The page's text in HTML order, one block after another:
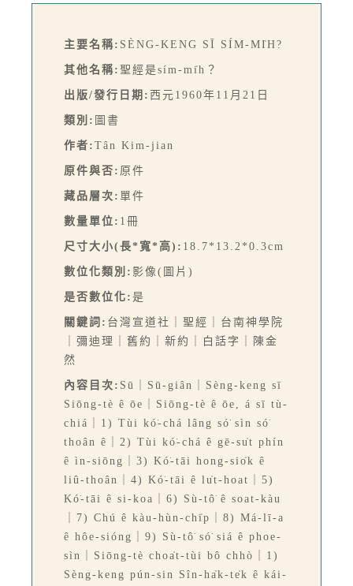
主要名稱: SÈNG-KENG SĪ SÍM-MI̍H?
其他名稱: 聖經是sím-mi̍h？
出版/發行日期: 西元1960年11月21日
類別: 圖書
作者: Tân Kim-jian
原件與否: 原件
藏品層次: 單件
數量單位: 1冊
尺寸大小(長*寬*高): 18.7*13.2*0.3cm
數位化類別: 影像(圖片)
是否數位化: 是
關鍵詞: 台灣宣道社｜聖經｜台南神學院
｜彌迪理｜舊約｜新約｜白話字｜陳金
然
內容目次: Sū｜Sū-giân｜Sèng-keng sī
Siōng-tè ê ōe｜Siōng-tè ê ōe, á sī tù-
chiá｜1) Tùi kó͘-chá lâng só͘ sìn só͘
thoân ê｜2) Tùi kó͘-chá ê gē-su̍t phín
ê ìn-siōng｜3) Kó͘-tāi hong-sio̍k ê
liû-thoân｜4) Kó͘-tāi ê lu̍t-hoat｜5)
Kó͘-tāi ê si-koa｜6) Sù-tô͘ ê soat-kàu
｜7) Chú ê kàu-hùn-chi̍p｜8) Má-lī-a
ê hôe-sióng｜9) Sù-tô͘ só͘ siá ê phoe-
sìn｜Siōng-tè choa̍t-tùi bô chhò｜1)
Sèng-keng pún-sin Sîn-ha̍k-te̍k ê kái-